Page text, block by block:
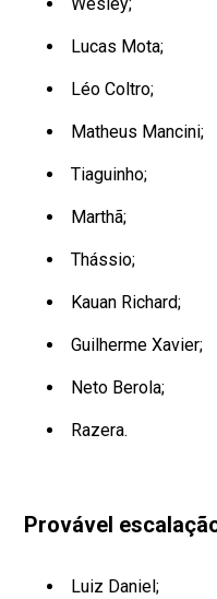
Lucas Mota;
Léo Coltro;
Matheus Mancini;
Tiaguinho;
Marthã;
Thássio;
Kauan Richard;
Guilherme Xavier;
Neto Berola;
Razera.
Provável
Luiz Daniel;